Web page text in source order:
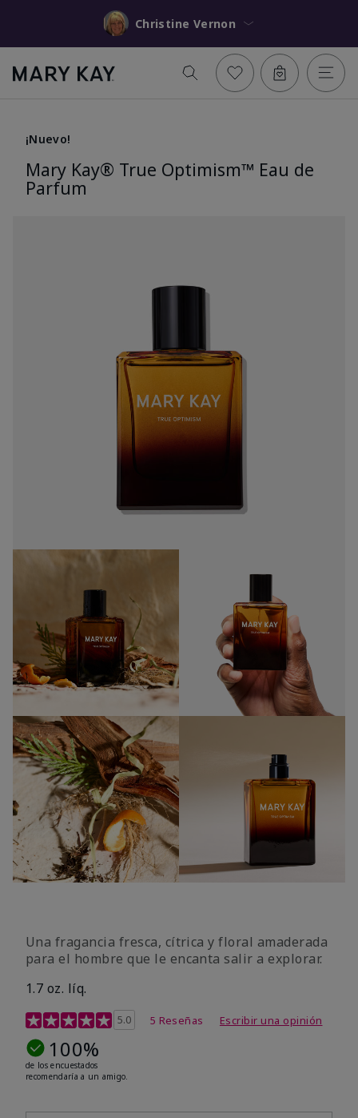
Christine Vernon
¡Nuevo!
Mary Kay® True Optimism™ Eau de
Parfum
Una fragancia fresca, cítrica y floral amaderada
para el hombre que le encanta salir a explorar.
1.7 oz. líq.
Calificación de clientes de 3,4 de 5
5.0 5 Reseñas Escribir una opinión
100%
de los encuestados
recomendaría a un amigo.